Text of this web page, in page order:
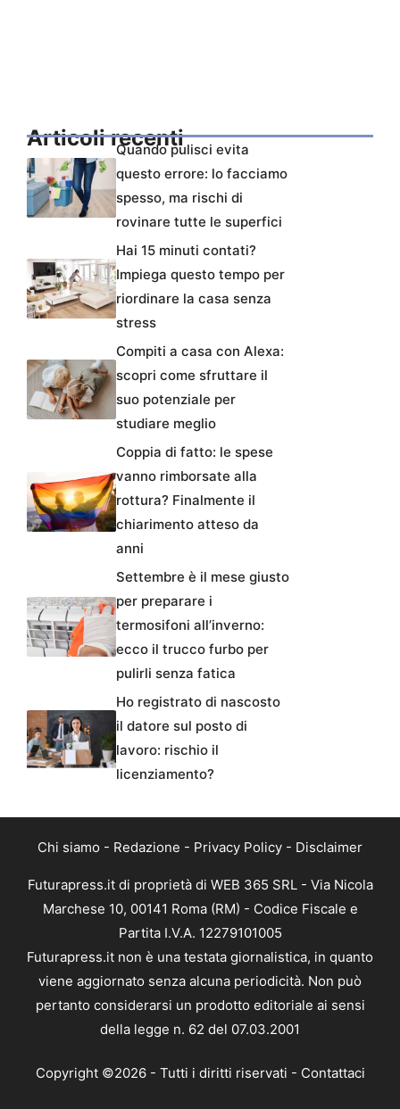
Articoli recentiQuando pulisci evita
questo errore: lo facciamo
spesso, ma rischi di
rovinare tutte le superfici
Hai 15 minuti contati?
Impiega questo tempo per
riordinare la casa senza
stress
Compiti a casa con Alexa:
scopri come sfruttare il
suo potenziale per
studiare meglio
Coppia di fatto: le spese
vanno rimborsate alla
rottura? Finalmente il
chiarimento atteso da
anni
Settembre è il mese giusto
per preparare i
termosifoni all’inverno:
ecco il trucco furbo per
pulirli senza fatica
Ho registrato di nascosto
il datore sul posto di
lavoro: rischio il
licenziamento?
Chi siamo - Redazione - Privacy Policy - Disclaimer
Futurapress.it di proprietà di WEB 365 SRL - Via Nicola
Marchese 10, 00141 Roma (RM) - Codice Fiscale e
Partita I.V.A. 12279101005
Futurapress.it non è una testata giornalistica, in quanto
viene aggiornato senza alcuna periodicità. Non può
pertanto considerarsi un prodotto editoriale ai sensi
della legge n. 62 del 07.03.2001
Copyright ©2026 - Tutti i diritti riservati - Contattaci